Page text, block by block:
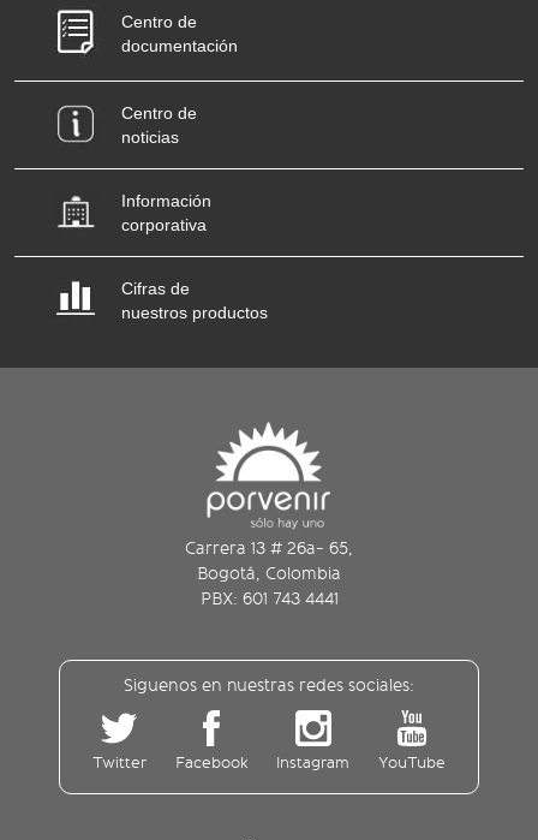
Centro de
documentación
Centro de
noticias
Información
corporativa
Cifras de
nuestros productos
Carrera 13 # 26a- 65,
Bogotá, Colombia
PBX: 601 743 4441
Siguenos en nuestras redes sociales:
Twitter Facebook Instagram YouTube